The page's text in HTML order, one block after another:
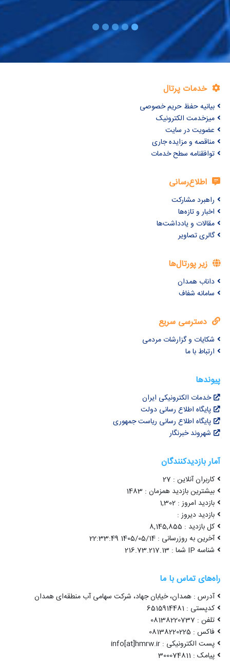
خدمات پرتال
بیانیه حفظ حریم خصوصی
میزخدمت الکترونیک
عضویت در سایت
مناقصه و مزایده جاری
توافقنامه سطح خدمات
اطلاع‌رسانی
راهبرد مشارکت
اخبار و تازه‌ها
مقالات و یادداشت‌ها
گالری تصاویر
زیر پورتال‌ها
داناب همدان
سامانه شفاف
دسترسی سریع
شکایات و گزارشات مردمی
ارتباط با ما
پیوندها
خدمات الکترونیکی ایران
پایگاه اطلاع رسانی دولت
پایگاه اطلاع رسانی ریاست جمهوری
شهروند خبرنگار
آمار بازدیدکنندگان
کاربران آنلاین : 27
بیشترین بازدید همزمان : 1483
بازدید امروز : 1,302
بازدید دیروز :
کل بازدید : 8,145,855
آخرین به روزرسانی : 1405/05/14 22:33:49
شناسه IP شما : 216.73.217.13
راه‌های تماس با ما
آدرس : همدان، خیابان جهاد، شرکت سهامی آب منطقه‌ای همدان
کدپستی : 6515914481
تلفن : 08138220737
فاکس : 08138220225
پست الکترونیکی : info[at]hmrw.ir
پیامک : 300074811